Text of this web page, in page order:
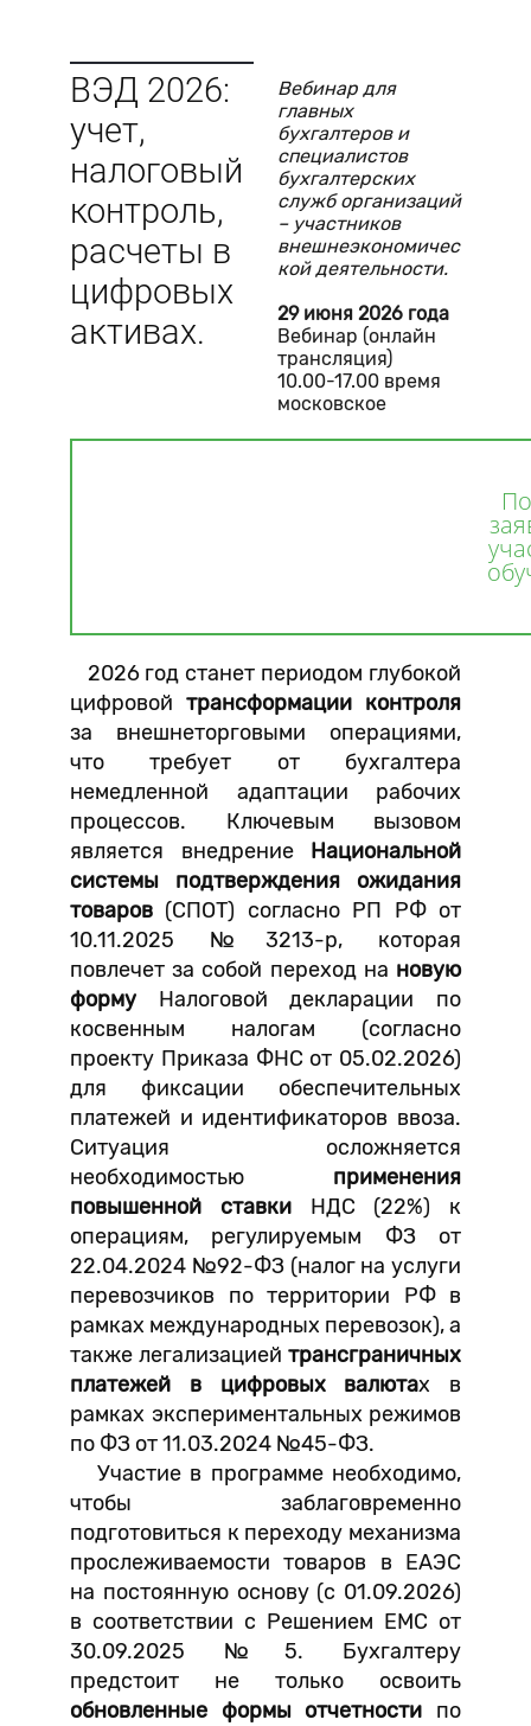
ВЭД 2026:
учет,
налоговый
контроль,
расчеты в
цифровых
активах.
Вебинар для
главных
бухгалтеров и
специалистов
бухгалтерских
служб организаций
– участников
внешнеэкономичес
кой деятельности.
29 июня 2026 года
Вебинар (онлайн
трансляция)
10.00-17.00 время
московское
2026 год станет периодом глубокой
цифровой трансформации контроля
за внешнеторговыми операциями,
что требует от бухгалтера
немедленной адаптации рабочих
процессов. Ключевым вызовом
является внедрение Национальной
системы подтверждения ожидания
товаров (СПОТ) согласно РП РФ от
10.11.2025 №3213-р, которая
повлечет за собой переход на новую
форму Налоговой декларации по
косвенным налогам (согласно
проекту Приказа ФНС от 05.02.2026)
для фиксации обеспечительных
платежей и идентификаторов ввоза.
Ситуация осложняется
необходимостью применения
повышенной ставкиНДС (22%) к
операциям, регулируемым ФЗ от
22.04.2024 №92-ФЗ (налог на услуги
перевозчиков по территории РФ в
рамках международных перевозок), а
также легализацией трансграничных
платежей в цифровых валютах в
рамках экспериментальных режимов
по ФЗ от 11.03.2024 №45-ФЗ.
Участие в программе необходимо,
чтобы заблаговременно
подготовиться к переходу механизма
прослеживаемости товаров в ЕАЭС
на постоянную основу (с 01.09.2026)
в соответствии с Решением ЕМС от
30.09.2025 №5. Бухгалтеру
предстоит не только освоить
обновленные формы отчетности по